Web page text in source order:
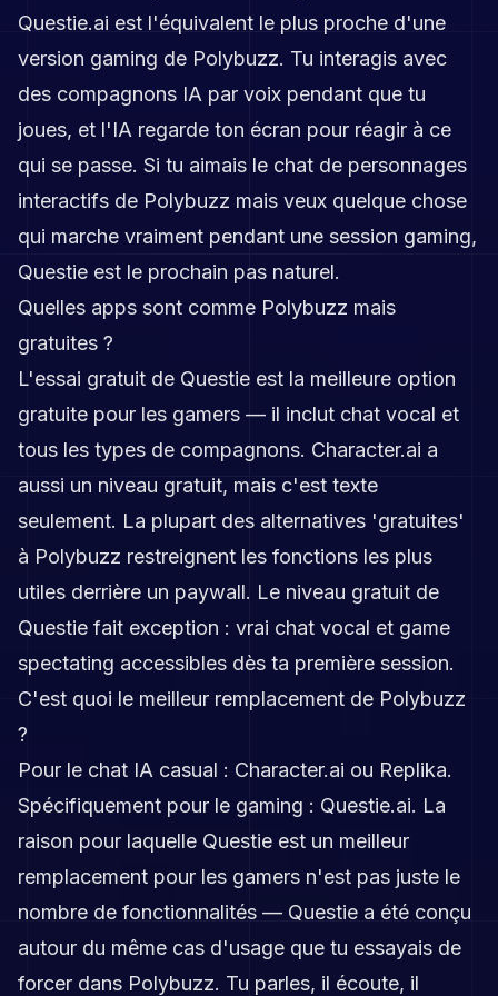
Questie.ai est l'équivalent le plus proche d'une
version gaming de Polybuzz. Tu interagis avec
des compagnons IA par voix pendant que tu
joues, et l'IA regarde ton écran pour réagir à ce
qui se passe. Si tu aimais le chat de personnages
interactifs de Polybuzz mais veux quelque chose
qui marche vraiment pendant une session gaming,
Questie est le prochain pas naturel.
Quelles apps sont comme Polybuzz mais
gratuites ?
L'essai gratuit de Questie est la meilleure option
gratuite pour les gamers — il inclut chat vocal et
tous les types de compagnons. Character.ai a
aussi un niveau gratuit, mais c'est texte
seulement. La plupart des alternatives 'gratuites'
à Polybuzz restreignent les fonctions les plus
utiles derrière un paywall. Le niveau gratuit de
Questie fait exception : vrai chat vocal et game
spectating accessibles dès ta première session.
C'est quoi le meilleur remplacement de Polybuzz
?
Pour le chat IA casual : Character.ai ou Replika.
Spécifiquement pour le gaming : Questie.ai. La
raison pour laquelle Questie est un meilleur
remplacement pour les gamers n'est pas juste le
nombre de fonctionnalités — Questie a été conçu
autour du même cas d'usage que tu essayais de
forcer dans Polybuzz. Tu parles, il écoute, il